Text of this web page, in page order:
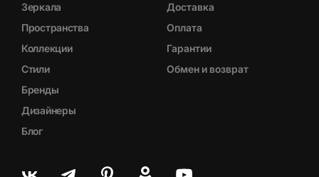
Зеркала
Пространства
Коллекции
Стили
Бренды
Дизайнеры
Блог
Доставка
Оплата
Гарантии
Обмен и возврат